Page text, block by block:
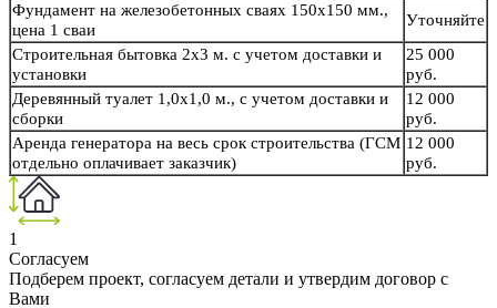
Фундамент на железобетонных сваях 150х150 мм.,
цена 1 сваи
Уточняйте
Строительная бытовка 2х3 м. с учетом доставки и
установки
25 000
руб.
Деревянный туалет 1,0х1,0 м., с учетом доставки и
сборки
12 000
руб.
Аренда генератора на весь срок строительства (ГСМ
отдельно оплачивает заказчик)
12 000
руб.
1
Согласуем
Подберем проект, согласуем детали и утвердим договор с
Вами